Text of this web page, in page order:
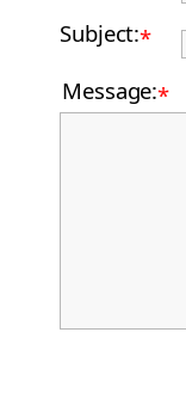
Subject:*
Message:*